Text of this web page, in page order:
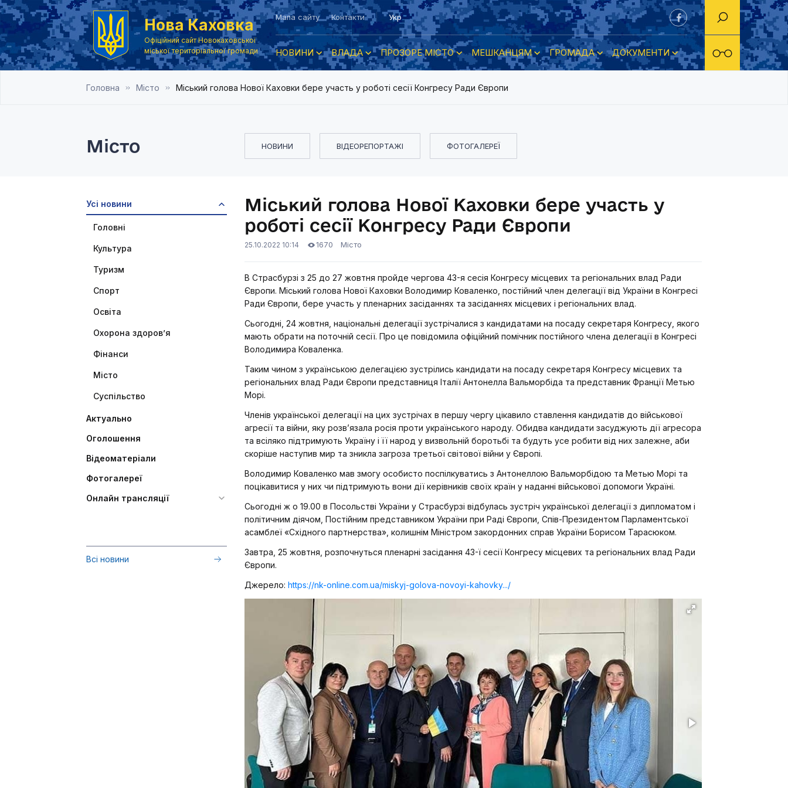
Нова Каховка
Офіційний сайт Новокаховської
міської територіальної громади
Мапа сайту Контакти Укр
НОВИНИ ВЛАДА ПРОЗОРЕ МІСТО МЕШКАНЦЯМ ГРОМАДА ДОКУМЕНТИ
Головна Місто Міський голова Нової Каховки бере участь у роботі сесії Конгресу Ради Європи
Місто НОВИНИ ВІДЕОРЕПОРТАЖІ ФОТОГАЛЕРЕЇ
Усі новини
Головні
Культура
Туризм
Спорт
Освіта
Охорона здоров’я
Фінанси
Місто
Суспільство
Актуально
Оголошення
Відеоматеріали
Фотогалереї
Онлайн трансляції
Всі новини
Міський голова Нової Каховки бере участь у
роботі сесії Конгресу Ради Європи
25.10.2022 10:14 1670 Місто
В Страсбурзі з 25 до 27 жовтня пройде чергова 43-я сесія Конгресу місцевих та регіональних влад Ради
Європи. Міський голова Нової Каховки Володимир Коваленко, постійний член делегації від України в Конгресі
Ради Європи, бере участь у пленарних засіданнях та засіданнях місцевих і регіональних влад.
Сьогодні, 24 жовтня, національні делегації зустрічалися з кандидатами на посаду секретаря Конгресу, якого
мають обрати на поточній сесії. Про це повідомила офіційний помічник постійного члена делегації в Конгресі
Володимира Коваленка.
Таким чином з українською делегацією зустрілись кандидати на посаду секретаря Конгресу місцевих та
регіональних влад Ради Європи представниця Італії Антонелла Вальморбіда та представник Франції Метью
Морі.
Членів української делегації на цих зустрічах в першу чергу цікавило ставлення кандидатів до військової
агресії та війни, яку розв’язала росія проти українського народу. Обидва кандидати засуджують дії агресора
та всіляко підтримують Україну і її народ у визвольній боротьбі та будуть усе робити від них залежне, аби
скоріше наступив мир та зникла загроза третьої світової війни у Європі.
Володимир Коваленко мав змогу особисто поспілкуватись з Антонеллою Вальморбідою та Метью Морі та
поцікавитися у них чи підтримують вони дії керівників своїх країн у наданні військової допомоги Україні.
Сьогодні ж о 19.00 в Посольстві України у Страсбурзі відбулась зустріч української делегації з дипломатом і
політичним діячом, Постійним представником України при Раді Європи, Спів-Президентом Парламентської
асамблеї «Східного партнерства», колишнім Міністром закордонних справ України Борисом Тарасюком.
Завтра, 25 жовтня, розпочнуться пленарні засідання 43-ї сесії Конгресу місцевих та регіональних влад Ради
Європи.
Джерело: https://nk-online.com.ua/miskyj-golova-novoyi-kahovky.../